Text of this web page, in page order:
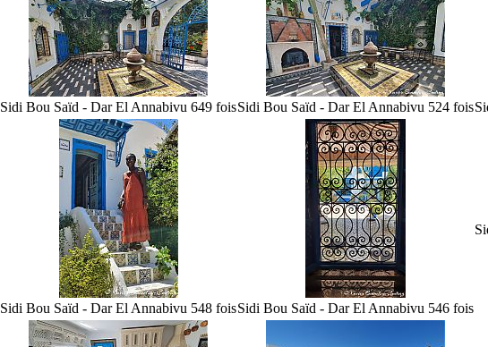
Sidi Bou Saïd - Dar El Annabivu 649 foisSidi Bou Saïd - Dar El Annabivu 524 fois
Sidi Bou Saïd - Dar El Annabivu 548 foisSidi Bou Saïd - Dar El Annabivu 546 fois